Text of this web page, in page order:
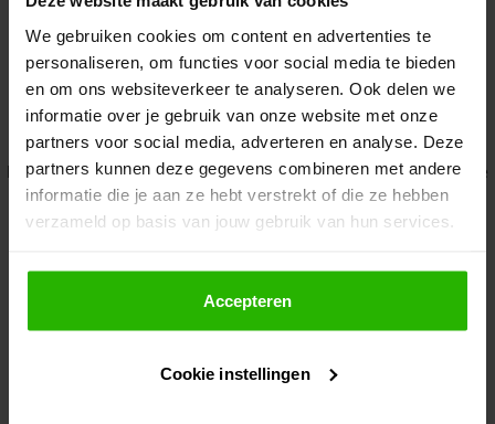
We gebruiken cookies om content en advertenties te
personaliseren, om functies voor social media te bieden
en om ons websiteverkeer te analyseren. Ook delen we
informatie over je gebruik van onze website met onze
partners voor social media, adverteren en analyse. Deze
partners kunnen deze gegevens combineren met andere
informatie die je aan ze hebt verstrekt of die ze hebben
verzameld op basis van jouw gebruik van hun services.
Als je op "Accepteer" klikt, dan geef je Voordeeluitjes.nl
toestemming om cookies voor social media en
gepersonaliseerde advertenties te plaatsen.
Lees hier meer over in onsprivacybeleid
Accepteren
Cookie instellingen
Application error: a client-side exception has occurred while
loadingwww.voordeeluitjes.nl (see the browser console for more
information).